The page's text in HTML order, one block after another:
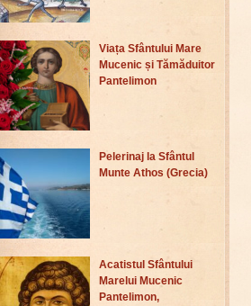
Viața Sfântului Mare
Mucenic și Tămăduitor
Pantelimon
Pelerinaj la Sfântul
Munte Athos (Grecia)
Acatistul Sfântului
Marelui Mucenic
Pantelimon,